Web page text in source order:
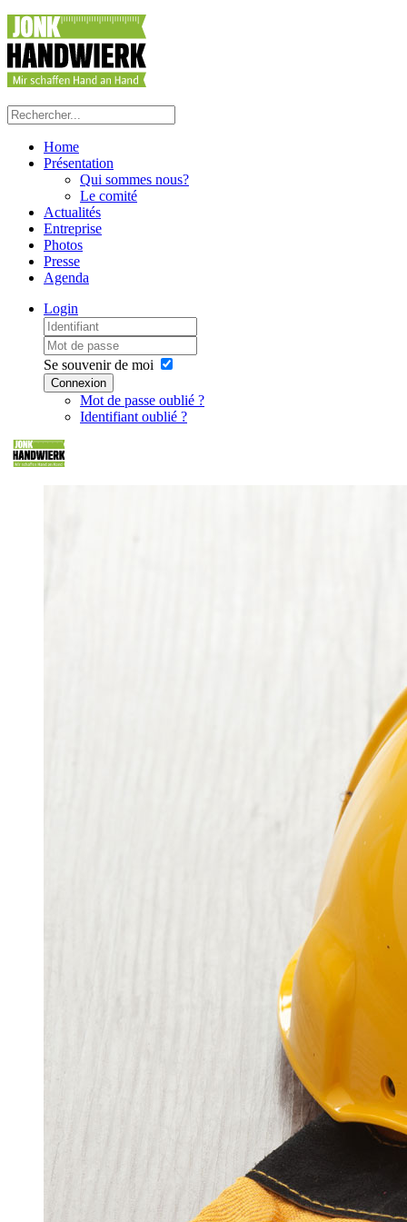
Home
Présentation
Qui sommes nous?
Le comité
Actualités
Entreprise
Photos
Presse
Agenda
Login
Se souvenir de moi
Connexion
Mot de passe oublié ?
Identifiant oublié ?